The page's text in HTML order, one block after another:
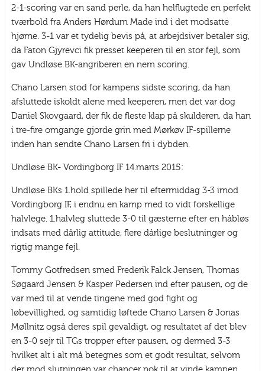
2-1-scoring var en sand perle, da han helflugtede en perfekt
tværbold fra Anders Hørdum Made ind i det modsatte
hjørne. 3-1 var et tydelig bevis på, at arbejdsiver betaler sig,
da Faton Gjyrevci fik presset keeperen til en stor fejl, som
gav Undløse BK-angriberen en nem scoring.
Chano Larsen stod for kampens sidste scoring, da han
afsluttede iskoldt alene med keeperen, men det var dog
Daniel Skovgaard, der fik de fleste klap på skulderen, da han
i tre-fire omgange gjorde grin med Mørkøv IF-spillerne
inden han sendte Chano Larsen fri i dybden.
Undløse BK- Vordingborg IF 14.marts 2015:
Undløse BKs 1.hold spillede her til eftermiddag 3-3 imod
Vordingborg IF, i endnu en kamp med to vidt forskellige
halvlege. 1.halvleg sluttede 3-0 til gæsterne efter en håbløs
indsats med dårlig attitude, flere dårlige beslutninger og
rigtig mange fejl.
Tommy Gotfredsen smed Frederik Falck Jensen, Thomas
Søgaard Jensen & Kasper Pedersen ind efter pausen, og de
var med til at vende tingene med god fight og
løbevillighed, og samtidig løftede Chano Larsen & Jonas
Møllnitz også deres spil gevaldigt, og resultatet af det blev
en 3-0 sejr til TGs tropper efter pausen, og dermed 3-3
hvilket alt i alt må betegnes som et godt resultat, selvom